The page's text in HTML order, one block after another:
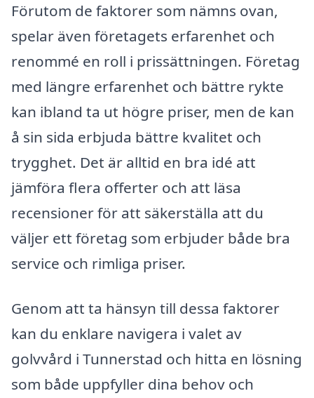
Förutom de faktorer som nämns ovan,
spelar även företagets erfarenhet och
renommé en roll i prissättningen. Företag
med längre erfarenhet och bättre rykte
kan ibland ta ut högre priser, men de kan
å sin sida erbjuda bättre kvalitet och
trygghet. Det är alltid en bra idé att
jämföra flera offerter och att läsa
recensioner för att säkerställa att du
väljer ett företag som erbjuder både bra
service och rimliga priser.
Genom att ta hänsyn till dessa faktorer
kan du enklare navigera i valet av
golvvård i Tunnerstad och hitta en lösning
som både uppfyller dina behov och